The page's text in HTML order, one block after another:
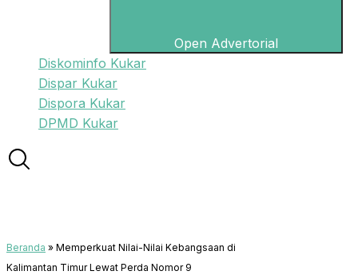
Open Advertorial
Diskominfo Kukar
Dispar Kukar
Dispora Kukar
DPMD Kukar
Beranda » Memperkuat Nilai-Nilai Kebangsaan di
Kalimantan Timur Lewat Perda Nomor 9